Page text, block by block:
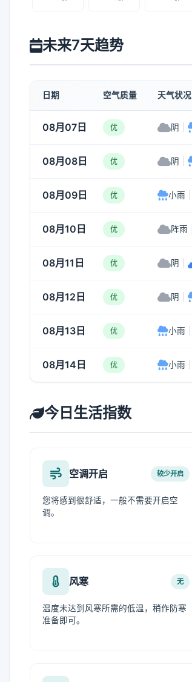
未来7天趋势
日期 空气质量 天气状况
08月07日 优 阴
08月08日 优 阴
08月09日 优 小雨
08月10日 优 阵雨
08月11日 优 阴
08月12日 优 阴
08月13日 优 小雨
08月14日 优 小雨
今日生活指数
空调开启 较少开启
您将感到很舒适，一般不需要开启空
调。
风寒 无
温度未达到风寒所需的低温，稍作防寒
准备即可。